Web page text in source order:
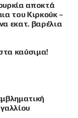
αποκτά
του Κιρκούκ –
εκατ. βαρέλια
καύσιμα!